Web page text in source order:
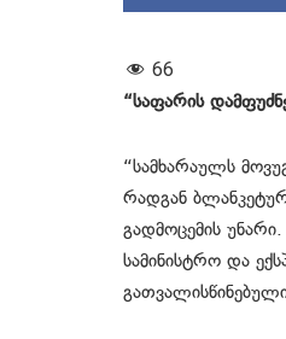
66
“საფარის
“სამხარაულს
რადგან
გადმოცემის
სამინისტრო და